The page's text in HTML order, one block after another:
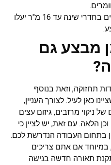
פרקטים בחדרי שינה עד 16 מ"ר יעלו
מבצע גם
תחזוקה, וזאת בנוסף
כאן לעיל. לצורך העניין,
ניקוי מרזבים, גיזום עצים
הלאה. עם זאת, יש לציין כי
בתחום העבודה הנדרשת לכם.
במיוחד אם אתם צריכים
תאורה חדשה בנישה